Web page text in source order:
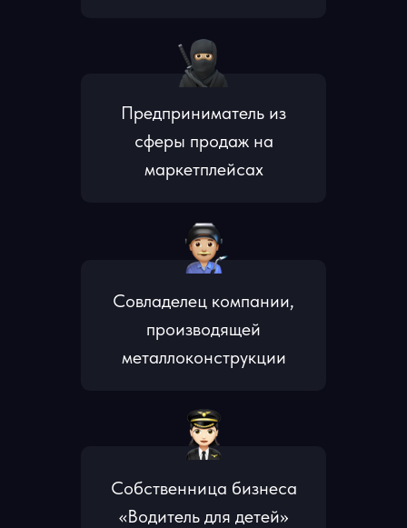
Собственница бизнеса
«Водитель для детей»
Предприниматель из
сферы продаж на
маркетплейсах
Совладелец компании,
производящей
металлоконструкции